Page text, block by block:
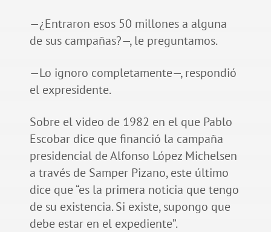
—¿Entraron esos 50 millones a alguna
de sus campañas?—, le preguntamos.
—Lo ignoro completamente—, respondió
el expresidente.
Sobre el video de 1982 en el que Pablo
Escobar dice que financió la campaña
presidencial de Alfonso López Michelsen
a través de Samper Pizano, este último
dice que “es la primera noticia que tengo
de su existencia. Si existe, supongo que
debe estar en el expediente”.